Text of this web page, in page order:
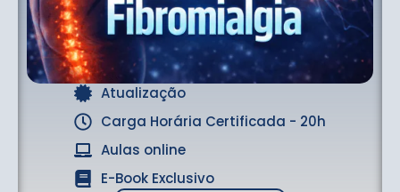
Atualização
Carga Horária Certificada - 20h
Aulas online
E-Book Exclusivo